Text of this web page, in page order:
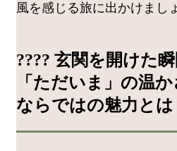
風を感じる旅に出かけまし
???? 玄関を開けた
「ただいま」の温
ならではの魅力とは